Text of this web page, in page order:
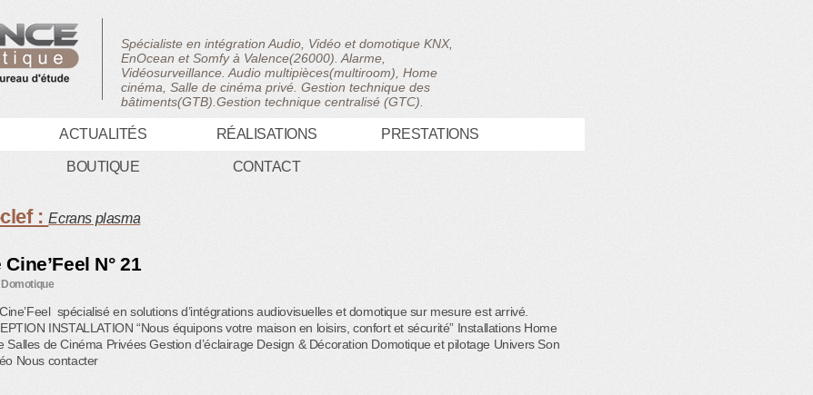
Spécialiste en intégration Audio, Vidéo et domotique KNX,
EnOcean et Somfy à Valence(26000). Alarme,
Vidéosurveillance. Audio multipièces(multiroom), Home
cinéma, Salle de cinéma privé. Gestion technique des
bâtiments(GTB).Gestion technique centralisé (GTC).
ACTUALITÉS RÉALISATIONS PRESTATIONS
BOUTIQUE CONTACT
:Ecrans plasma
N° 21
spécialisé en solutions d’intégrations audiovisuelles et domotique sur mesure est arrivé.
INSTALLATION “Nous équipons votre maison en loisirs, confort et sécurité” Installations Home
Salles de Cinéma Privées Gestion d’éclairage Design & Décoration Domotique et pilotage Univers Son
Nous contacter